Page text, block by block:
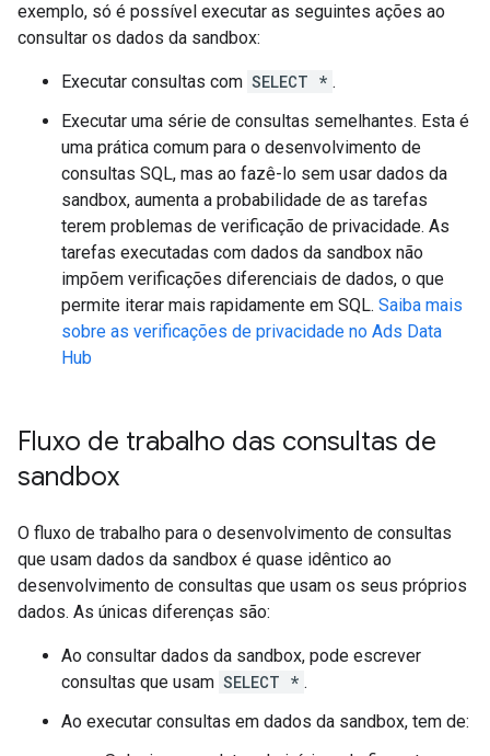
exemplo, só é possível executar as seguintes ações ao
consultar os dados da sandbox:
Executar consultas com SELECT * .
Executar uma série de consultas semelhantes. Esta é
uma prática comum para o desenvolvimento de
consultas SQL, mas ao fazê-lo sem usar dados da
sandbox, aumenta a probabilidade de as tarefas
terem problemas de verificação de privacidade. As
tarefas executadas com dados da sandbox não
impõem verificações diferenciais de dados, o que
permite iterar mais rapidamente em SQL. Saiba mais
sobre as verificações de privacidade no Ads Data
Hub
Fluxo de trabalho das consultas de
sandbox
O fluxo de trabalho para o desenvolvimento de consultas
que usam dados da sandbox é quase idêntico ao
desenvolvimento de consultas que usam os seus próprios
dados. As únicas diferenças são:
Ao consultar dados da sandbox, pode escrever
consultas que usam SELECT * .
Ao executar consultas em dados da sandbox, tem de: